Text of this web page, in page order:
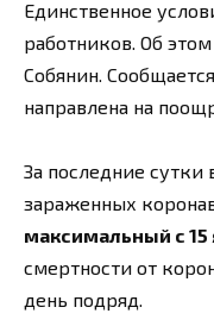
Единственное
работников. Об
Собянин.
направлена на
За последние
зараженных
максимальный с 15
смертности от
день подряд.